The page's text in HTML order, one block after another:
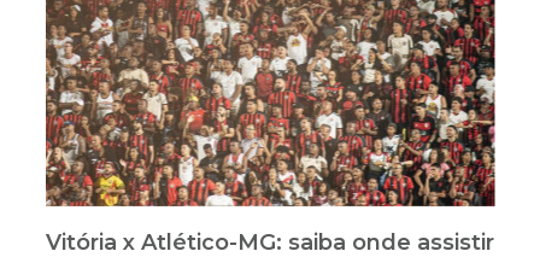
Vitória x Atlético-MG: saiba onde assistir